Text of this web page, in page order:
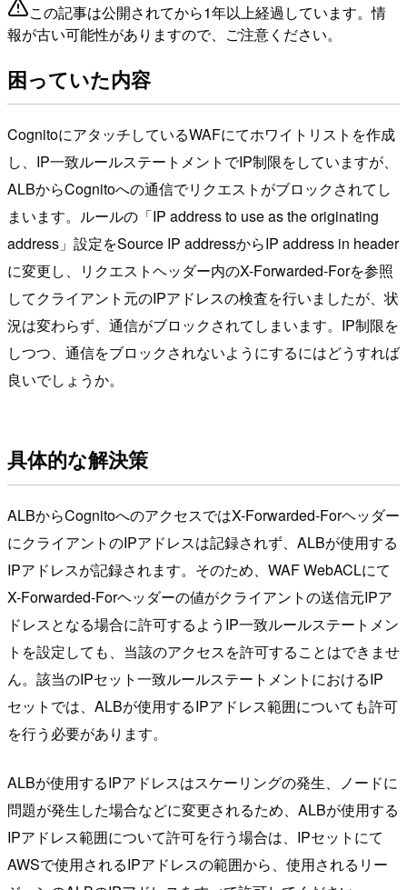
この記事は公開されてから1年以上経過しています。情
報が古い可能性がありますので、ご注意ください。
困っていた内容
CognitoにアタッチしているWAFにてホワイトリストを作成
し、IP一致ルールステートメントでIP制限をしていますが、
ALBからCognitoへの通信でリクエストがブロックされてし
まいます。ルールの「IP address to use as the originating
address」設定をSource IP addressからIP address in header
に変更し、リクエストヘッダー内のX-Forwarded-Forを参照
してクライアント元のIPアドレスの検査を行いましたが、状
況は変わらず、通信がブロックされてしまいます。IP制限を
しつつ、通信をブロックされないようにするにはどうすれば
良いでしょうか。
具体的な解決策
ALBからCognitoへのアクセスではX-Forwarded-Forヘッダー
にクライアントのIPアドレスは記録されず、ALBが使用する
IPアドレスが記録されます。そのため、WAF WebACLにて
X-Forwarded-Forヘッダーの値がクライアントの送信元IPア
ドレスとなる場合に許可するようIP一致ルールステートメン
トを設定しても、当該のアクセスを許可することはできませ
ん。該当のIPセット一致ルールステートメントにおけるIP
セットでは、ALBが使用するIPアドレス範囲についても許可
を行う必要があります。
ALBが使用するIPアドレスはスケーリングの発生、ノードに
問題が発生した場合などに変更されるため、ALBが使用する
IPアドレス範囲について許可を行う場合は、IPセットにて
AWSで使用されるIPアドレスの範囲から、使用されるリー